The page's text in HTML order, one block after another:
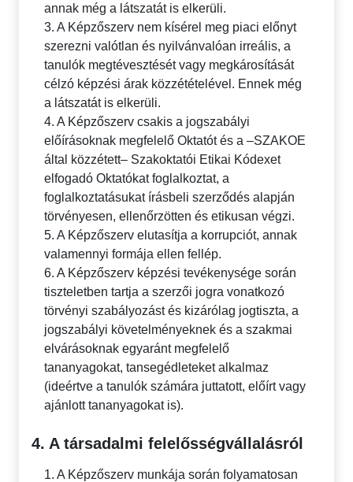
annak még a látszatát is elkerüli.
3. A Képzőszerv nem kísérel meg piaci előnyt
szerezni valótlan és nyilvánvalóan irreális, a
tanulók megtévesztését vagy megkárosítását
célzó képzési árak közzétételével. Ennek még
a látszatát is elkerüli.
4. A Képzőszerv csakis a jogszabályi
előírásoknak megfelelő Oktatót és a –SZAKOE
által közzétett– Szakoktatói Etikai Kódexet
elfogadó Oktatókat foglalkoztat, a
foglalkoztatásukat írásbeli szerződés alapján
törvényesen, ellenőrzötten és etikusan végzi.
5. A Képzőszerv elutasítja a korrupciót, annak
valamennyi formája ellen fellép.
6. A Képzőszerv képzési tevékenysége során
tiszteletben tartja a szerzői jogra vonatkozó
törvényi szabályozást és kizárólag jogtiszta, a
jogszabályi követelményeknek és a szakmai
elvárásoknak egyaránt megfelelő
tananyagokat, tansegédleteket alkalmaz
(ideértve a tanulók számára juttatott, előírt vagy
ajánlott tananyagokat is).
4. A társadalmi felelősségvállalásról
1. A Képzőszerv munkája során folyamatosan